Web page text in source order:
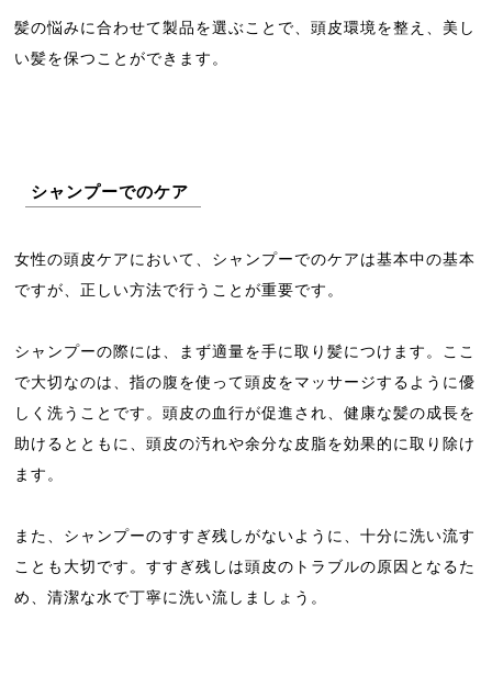
髪の悩みに合わせて製品を選ぶことで、頭皮環境を整え、美し
い髪を保つことができます。
シャンプーでのケア
女性の頭皮ケアにおいて、シャンプーでのケアは基本中の基本
ですが、正しい方法で行うことが重要です。
シャンプーの際には、まず適量を手に取り髪につけます。ここ
で大切なのは、指の腹を使って頭皮をマッサージするように優
しく洗うことです。頭皮の血行が促進され、健康な髪の成長を
助けるとともに、頭皮の汚れや余分な皮脂を効果的に取り除け
ます。
また、シャンプーのすすぎ残しがないように、十分に洗い流す
ことも大切です。すすぎ残しは頭皮のトラブルの原因となるた
め、清潔な水で丁寧に洗い流しましょう。